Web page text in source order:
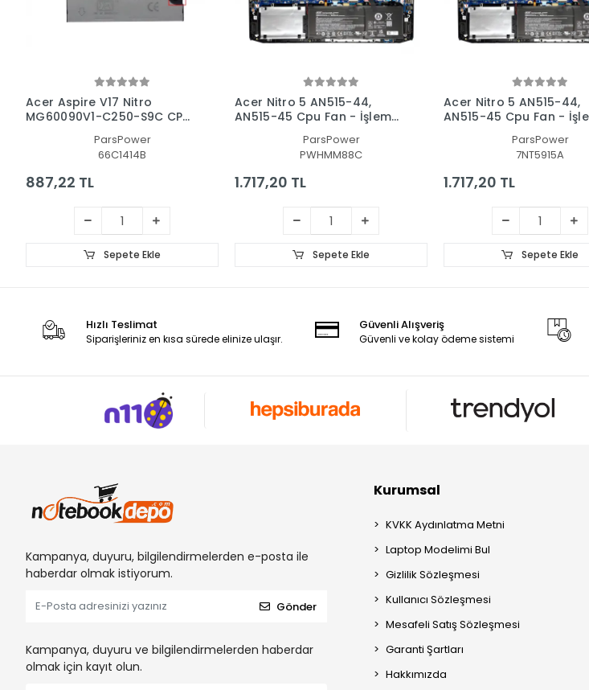
Acer Aspire V17 Nitro
MG60090V1-C250-S9C CPU
ParsPower
66C1414B
887,22 TL
Sepete Ekle
Acer Nitro 5 AN515-44,
AN515-45 Cpu Fan - İşlemci
ParsPower
PWHMM88C
1.717,20 TL
Sepete Ekle
Acer Nitro 5 AN515-44,
AN515-45 Cpu Fan -
ParsPower
7NT5915A
1.717,20 TL
Sepete Ekle
Hızlı Teslimat
Siparişleriniz en kısa sürede elinize ulaşır.
Güvenli Alışveriş
Güvenli ve kolay ödeme sistemi
Kampanya, duyuru, bilgilendirmelerden e-posta ile
haberdar olmak istiyorum.
Gönder
Kampanya, duyuru ve bilgilendirmelerden haberdar
olmak için kayıt olun.
Kurumsal
KVKK Aydınlatma Metni
Laptop Modelimi Bul
Gizlilik Sözleşmesi
Kullanıcı Sözleşmesi
Mesafeli Satış Sözleşmesi
Garanti Şartları
Hakkımızda